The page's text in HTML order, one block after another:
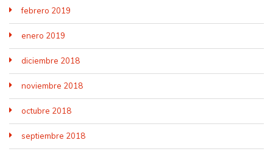
febrero 2019
enero 2019
diciembre 2018
noviembre 2018
octubre 2018
septiembre 2018